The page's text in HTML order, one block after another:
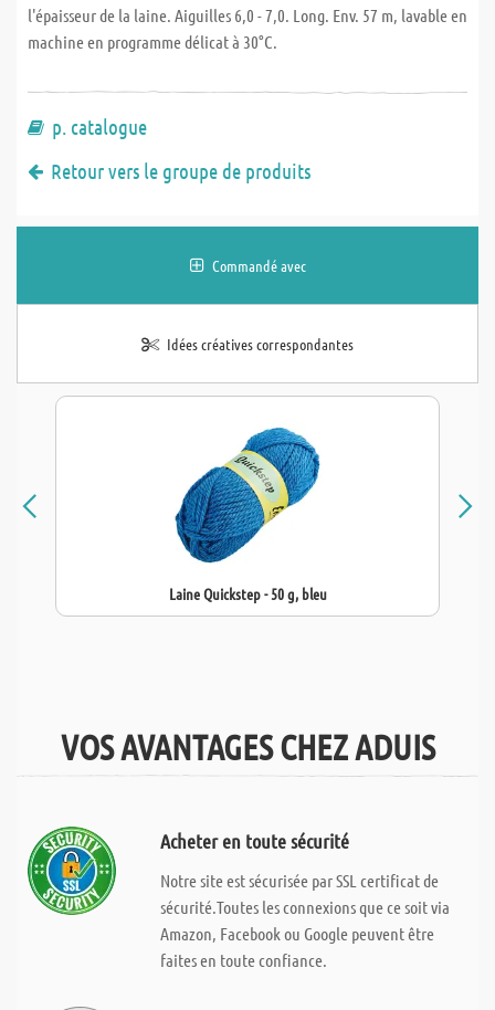
l'épaisseur de la laine. Aiguilles 6,0 - 7,0. Long. Env. 57 m, lavable en
machine en programme délicat à 30°C.
p. catalogue
Retour vers le groupe de produits
Commandé avec
Idées créatives correspondantes
Laine Quickstep - 50 g, bleu
VOS AVANTAGES CHEZ ADUIS
Acheter en toute sécurité
Notre site est sécurisée par SSL certificat de
sécurité.Toutes les connexions que ce soit via
Amazon, Facebook ou Google peuvent être
faites en toute confiance.